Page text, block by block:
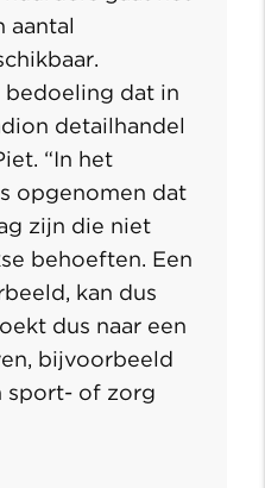
aantal
bedoeling dat in
detailhandel
“In het
opgenomen dat
zijn die niet
behoeften. Een
kan dus
dus naar een
bijvoorbeeld
sport- of zorg